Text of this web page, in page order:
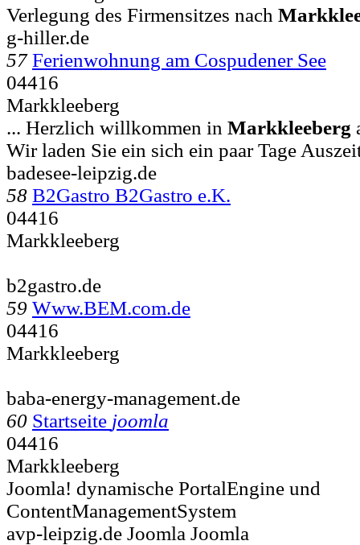
Verlegung des Firmensitzes nach
g-hiller.de
57 Ferienwohnung am Cospudener See
04416
Markkleeberg
... Herzlich willkommen in Markkleeberg
Wir laden Sie ein sich ein paar Tage
badesee-leipzig.de
58 B2Gastro B2Gastro e.K.
04416
Markkleeberg
b2gastro.de
59 Www.BEM.com.de
04416
Markkleeberg
baba-energy-management.de
60 Startseite joomla
04416
Markkleeberg
Joomla! dynamische PortalEngine und
ContentManagementSystem
avp-leipzig.de Joomla Joomla